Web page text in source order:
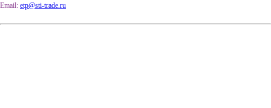
Email: etp@sti-trade.ru